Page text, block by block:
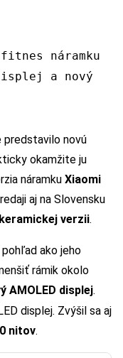
náramku
a nový
predstavilo novú
okamžite ju
náramku Xiaomi
aj na Slovensku
keramickej verzii.
ako jeho
rámik okolo
AMOLED displej.
displej. Zvýšil sa aj
nitov.